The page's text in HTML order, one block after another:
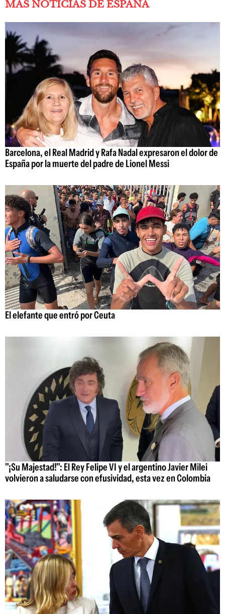
MÁS NOTICIAS DE ESPAÑA
Barcelona, el Real Madrid y Rafa Nadal expresaron el dolor de
España por la muerte del padre de Lionel Messi
El elefante que entró por Ceuta
"¡Su Majestad!": El Rey Felipe VI y el argentino Javier Milei
volvieron a saludarse con efusividad, esta vez en Colombia